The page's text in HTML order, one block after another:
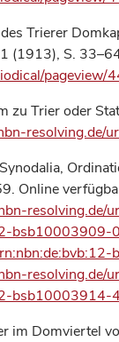
Trierer
(1913), S.
pageview/
zu Trier oder
resolving.de/
Online
resolving.de/
bsb10003909-0
resolving.de/
bsb10003914-4
im Domviertel